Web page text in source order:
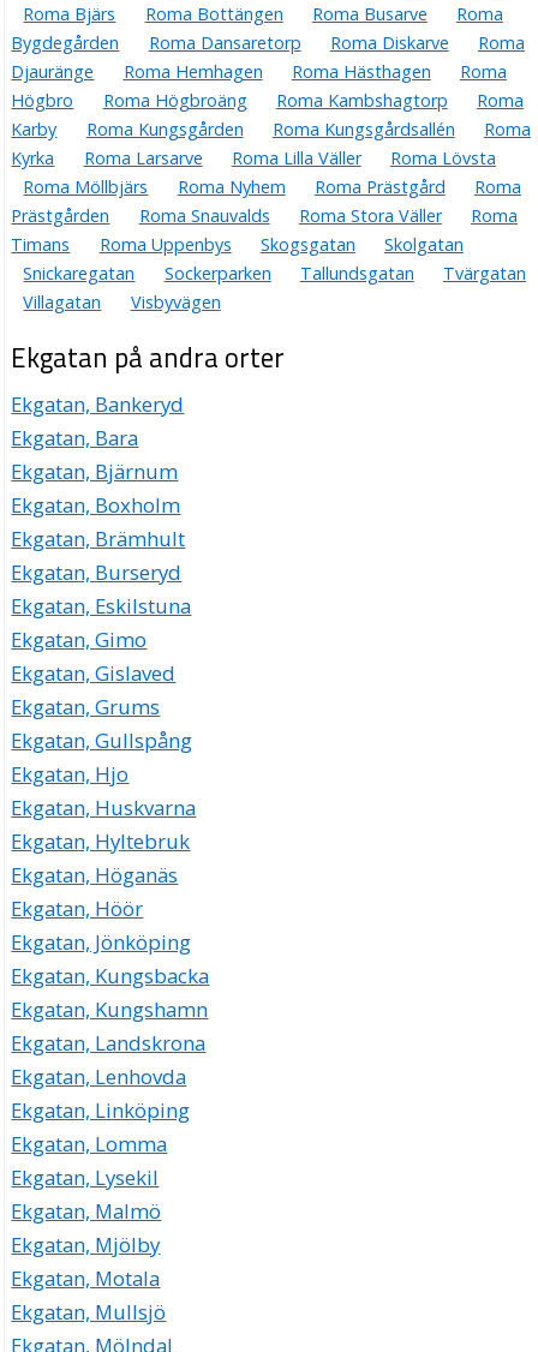
Roma Bjärs
Roma Bottängen Roma Busarve
Roma
Bygdegården
Roma Dansaretorp Roma Diskarve
Roma
Djauränge
Roma Hemhagen Roma Hästhagen
Roma
Högbro
Roma Högbroäng Roma Kambshagtorp
Roma
Karby
Roma Kungsgården Roma Kungsgårdsallén
Roma
Kyrka
Roma Larsarve Roma Lilla Väller
Roma Lövsta
Roma Möllbjärs
Roma Nyhem Roma Prästgård
Roma
Prästgården
Roma Snauvalds Roma Stora Väller
Roma
Timans
Roma Uppenbys Skogsgatan
Skolgatan
Snickaregatan
Sockerparken Tallundsgatan
Tvärgatan
Villagatan
Visbyvägen
Ekgatan på andra orter
Ekgatan, Bankeryd
Ekgatan, Bara
Ekgatan, Bjärnum
Ekgatan, Boxholm
Ekgatan, Brämhult
Ekgatan, Burseryd
Ekgatan, Eskilstuna
Ekgatan, Gimo
Ekgatan, Gislaved
Ekgatan, Grums
Ekgatan, Gullspång
Ekgatan, Hjo
Ekgatan, Huskvarna
Ekgatan, Hyltebruk
Ekgatan, Höganäs
Ekgatan, Höör
Ekgatan, Jönköping
Ekgatan, Kungsbacka
Ekgatan, Kungshamn
Ekgatan, Landskrona
Ekgatan, Lenhovda
Ekgatan, Linköping
Ekgatan, Lomma
Ekgatan, Lysekil
Ekgatan, Malmö
Ekgatan, Mjölby
Ekgatan, Motala
Ekgatan, Mullsjö
Ekgatan, Mölndal